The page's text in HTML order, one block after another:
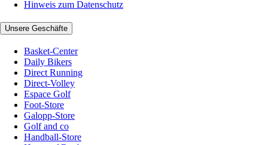
Hinweis zum Datenschutz
Unsere Geschäfte
Basket-Center
Daily Bikers
Direct Running
Direct-Volley
Espace Golf
Foot-Store
Galopp-Store
Golf and co
Handball-Store